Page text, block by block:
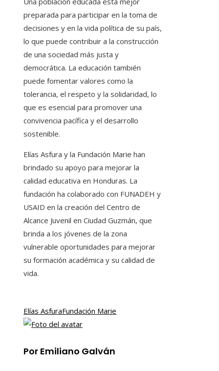
preparada para participar en la toma de
decisiones y en la vida política de su país,
lo que puede contribuir a la construcción
de una sociedad más justa y
democrática. La educación también
puede fomentar valores como la
tolerancia, el respeto y la solidaridad, lo
que es esencial para promover una
convivencia pacífica y el desarrollo
sostenible.
Elías Asfura y la Fundación Marie han
brindado su apoyo para mejorar la
calidad educativa en Honduras. La
fundación ha colaborado con FUNADEH y
USAID en la creación del Centro de
Alcance Juvenil en Ciudad Guzmán, que
brinda a los jóvenes de la zona
vulnerable oportunidades para mejorar
su formación académica y su calidad de
vida.
Elías AsfuraFundación Marie
Por Emiliano Galván